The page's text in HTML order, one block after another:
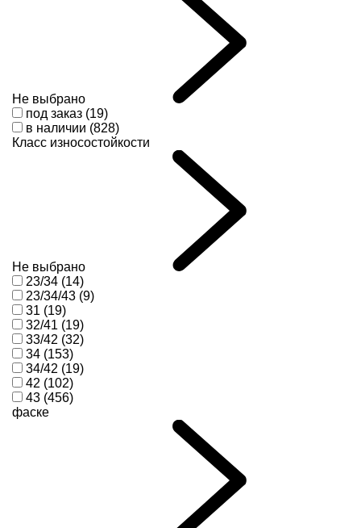
Не выбрано
под заказ (19)
в наличии (828)
Класс износостойкости
Не выбрано
23/34 (14)
23/34/43 (9)
31 (19)
32/41 (19)
33/42 (32)
34 (153)
34/42 (19)
42 (102)
43 (456)
фаске